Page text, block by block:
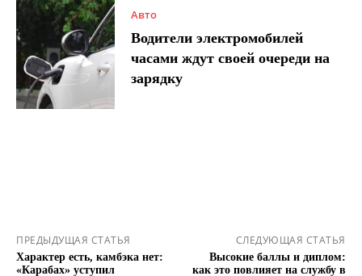
Авто
Водители электромобилей
часами ждут своей очереди на
зарядку
ПРЕДЫДУЩАЯ СТАТЬЯ
Характер есть, камбэка нет:
«Карабах» уступил
СЛЕДУЮЩАЯ СТАТЬЯ
Высокие баллы и диплом:
как это повлияет на службу в